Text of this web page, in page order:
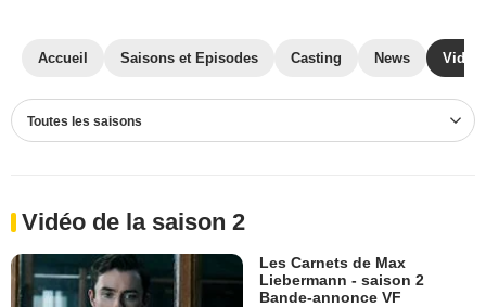
Accueil Saisons et Episodes Casting News
Toutes les saisons
Vidéo de la saison 2
Les Carnets de Max
Liebermann - saison 2
Bande-annonce VF